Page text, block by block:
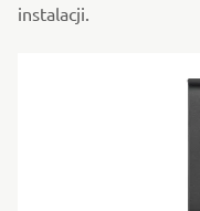
instalacji.